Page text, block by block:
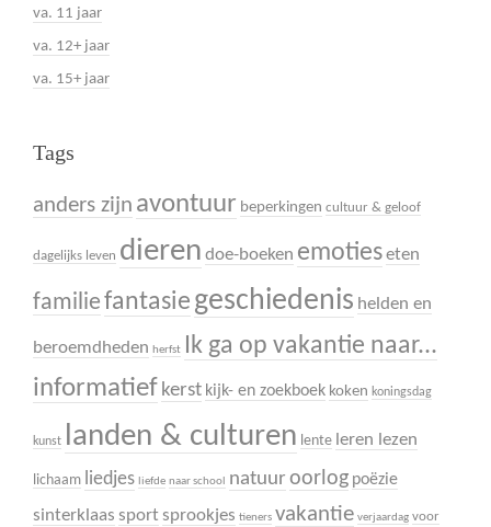
va. 11 jaar
va. 12+ jaar
va. 15+ jaar
Tags
anders zijn avontuur beperkingen cultuur & geloof
dagelijks leven dieren doe-boeken emotieseten
familiefantasie geschiedenis helden en
beroemdheden herfst Ik ga op vakantie naar...
informatief kerst kijk- en zoekboek koken koningsdag
kunst landen & culturen lente leren lezen
lichaam liedjes liefde naar school natuur oorlog poëzie
sinterklaas sport sprookjes tieners vakantie verjaardag voor